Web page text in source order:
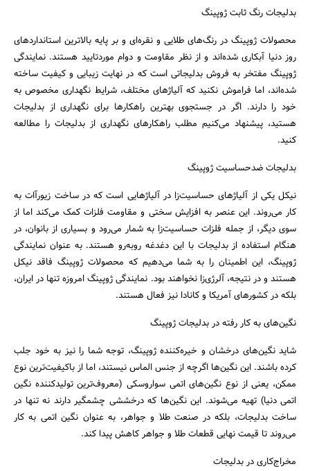
‎محصولات ژوپینگ در رنگ‌های طلایی و نقره‌ای و بر پایه بالاترین استانداردهای
روز دنیا آبکاری شده‌اند و از نظر مقاومت و دوام موردتایید هستند. نمایندگی
ژوپینگ مفتخر به فروش بدلیجاتی است که در نهایت زیبایی و کیفیت ساخته
شده‌اند، اما فراموش نکنید که آلیاژهای مختلف، شرایط نگهداری مخصوص به
خود را دارند. اگر در جستجوی بهترین راهکارها برای نگهداری از بدلیجات
هستید، پیشنهاد می‌کنیم مطلب راهکارهای نگهداری از بدلیجات را مطالعه
کنید.
بدلیجات ضدحساسیت ژوپینگ
‎نیکل یکی از آلیاژهای حساسیت‌زا در آلیاژهایی است که در ساخت زیورآات به
کار می‌روند. این عنصر به افزایش سختی و مقاومت فلزات کمک می‌کند اما از
سوی دیگر، از جمله فلزات حساسیت‌زا به شمار می‌رود و بسیاری از بانوان، در
هنگام استفاده از بدلیجات با این دغدغه روبه‌رو هستند. به عنوان نمایندگی
ژوپینگ، این اطمینان را به شما می‌دهیم که محصولات ژوپینگ فاقد نیکل
هستند و در نتیجه، آلرژی‌زا نخواهند بود. نمایندگی ژوپینگ امروزه تنها در ایران،
بلکه در کشورهای آمریکا و کانادا نیز فعال هستند.
‎شاید نگین‌های درخشان و خیره‌کننده ژوپینگ، توجه شما را نیز به خود جلب
کرده باشند. این نگین‌ها اگرچه از جنس الماس نیستند، اما از باکیفیت‌ترین نوع
ممکن، یعنی از نوع نگین‌های اتمی سواروسکی (معروف‌ترین تولید‌کننده نگین
اتمی دنیا) تهیه می‌شوند. این نگین‌ها که درخششی چشمگیر دارند نه تنها در
ساخت بدلیجات، بلکه در صنعت طلا و جواهر، به عنوان نگین اتمی به کار
می‌روند تا قیمت نهایی قطعات طلا و جواهر کاهش پیدا کند.